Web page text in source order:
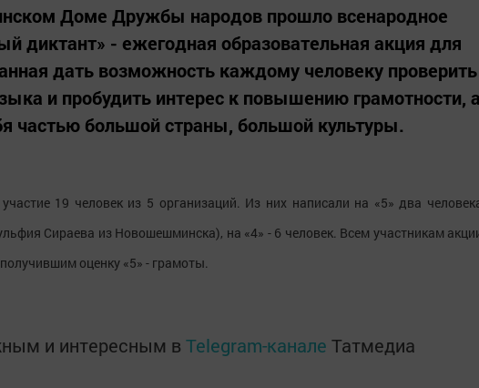
Доме Дружбы народов прошло всенародное
диктант» - ежегодная образовательная акция для
дать возможность каждому человеку проверить
и пробудить интерес к повышению грамотности,
частью большой страны, большой культуры.
19 человек из 5 организаций. Из них написали на «5» два
Сираева из Новошешминска), на «4» - 6 человек. Всем участникам
оценку «5» - грамоты.
и интересным в Telegram-канале Татмедиа